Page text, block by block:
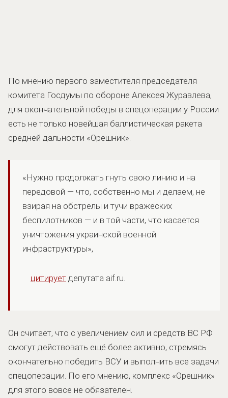
По мнению первого заместителя председателя
комитета Госдумы по обороне Алексея Журавлева,
для окончательной победы в спецоперации у России
есть не только новейшая баллистическая ракета
средней дальности «Орешник».
«Нужно продолжать гнуть свою линию и на
передовой — что, собственно мы и делаем, не
взирая на обстрелы и тучи вражеских
беспилотников — и в той части, что касается
уничтожения украинской военной
инфраструктуры»,
цитирует депутата aif.ru.
Он считает, что с увеличением сил и средств ВС РФ
смогут действовать ещё более активно, стремясь
окончательно победить ВСУ и выполнить все задачи
спецоперации. По его мнению, комплекс «Орешник»
для этого вовсе не обязателен.